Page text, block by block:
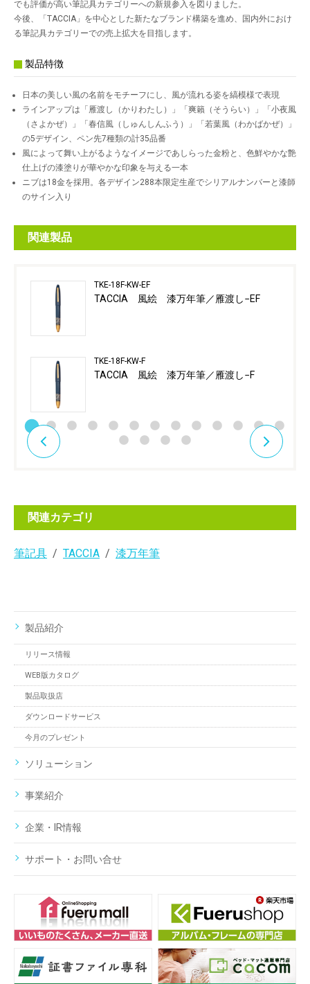
でも評価が高い筆記具カテゴリーへの新規参入を図りました。
今後、「TACCIA」を中心とした新たなブランド構築を進め、国内外におけ
る筆記具カテゴリーでの売上拡大を目指します。
製品特徴
日本の美しい風の名前をモチーフにし、風が流れる姿を縞模様で表現
ラインアップは「雁渡し（かりわたし）」「爽籟（そうらい）」「小夜風
（さよかぜ）」「春信風（しゅんしんふう）」「若葉風（わかばかぜ）」
の5デザイン、ペン先7種類の計35品番
風によって舞い上がるようなイメージであしらった金粉と、色鮮やかな艶
仕上げの漆塗りが華やかな印象を与える一本
ニブは18金を採用。各デザイン288本限定生産でシリアルナンバーと漆師
のサイン入り
関連製品
TKE-18F-KW-EF
TACCIA 風絵 漆万年筆／雁渡し−EF
TKE-18F-KW-F
TACCIA 風絵 漆万年筆／雁渡し−F
関連カテゴリ
筆記具 TACCIA 漆万年筆
製品紹介
リリース情報
WEB版カタログ
製品取扱店
ダウンロードサービス
今月のプレゼント
ソリューション
事業紹介
企業・IR情報
サポート・お問い合せ